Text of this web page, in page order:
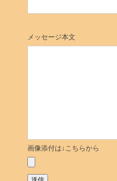
メッセージ本文
画像添付は↓こちらから